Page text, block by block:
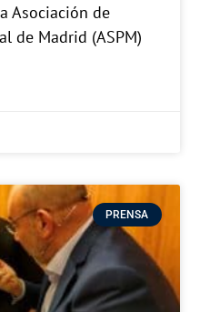
Asociación de
de Madrid (ASPM)
PRENSA